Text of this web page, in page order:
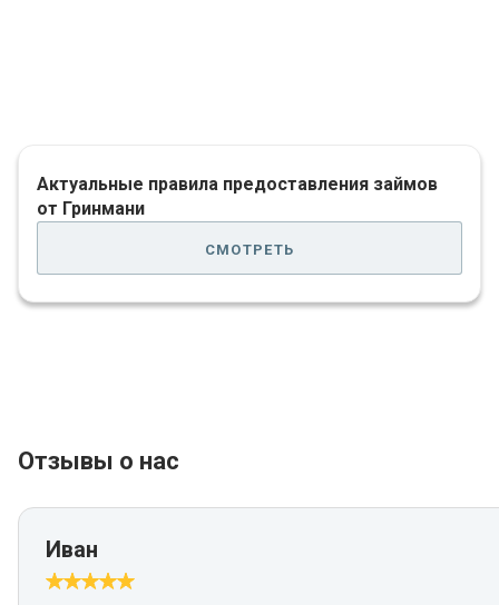
Актуальные правила предоставления займов
от Гринмани
смотреть
Отзывы о нас
Иван